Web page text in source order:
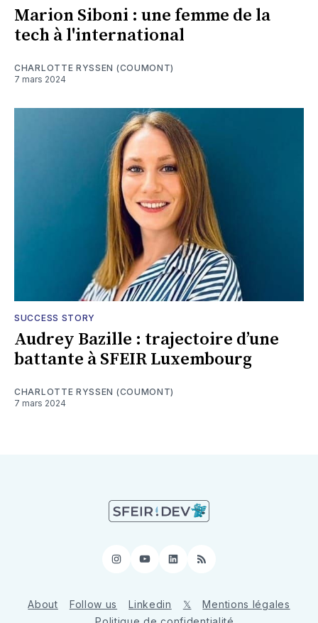
Marion Siboni : une femme de la
tech à l'international
CHARLOTTE RYSSEN (COUMONT)
7 mars 2024
SUCCESS STORY
Audrey Bazille : trajectoire d’une
battante à SFEIR Luxembourg
CHARLOTTE RYSSEN (COUMONT)
7 mars 2024
Instagram
YouTubeLinkedIn
RSS
About Follow us Linkedin 𝕏
Mentions légales